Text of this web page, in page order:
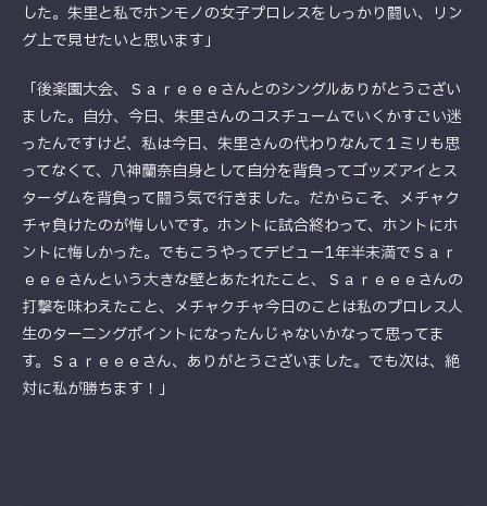
した。朱里と私でホンモノの女子プロレスをしっかり闘い、リン
グ上で見せたいと思います」
「後楽園大会、Ｓａｒｅｅｅさんとのシングルありがとうござい
ました。自分、今日、朱里さんのコスチュームでいくかすごい迷
ったんですけど、私は今日、朱里さんの代わりなんて１ミリも思
ってなくて、八神蘭奈自身として自分を背負ってゴッズアイとス
ターダムを背負って闘う気で行きました。だからこそ、メチャク
チャ負けたのが悔しいです。ホントに試合終わって、ホントにホ
ントに悔しかった。でもこうやってデビュー1年半未満でＳａｒ
ｅｅｅさんという大きな壁とあたれたこと、Ｓａｒｅｅｅさんの
打撃を味わえたこと、メチャクチャ今日のことは私のプロレス人
生のターニングポイントになったんじゃないかなって思ってま
す。Ｓａｒｅｅｅさん、ありがとうございました。でも次は、絶
対に私が勝ちます！」